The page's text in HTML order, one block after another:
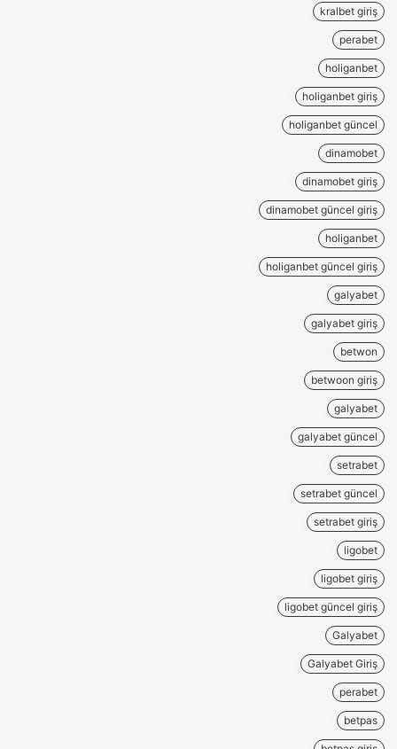
kralbet giriş
perabet
holiganbet
holiganbet giriş
holiganbet güncel
dinamobet
dinamobet giriş
dinamobet güncel giriş
holiganbet
holiganbet güncel giriş
galyabet
galyabet giriş
betwon
betwoon giriş
galyabet
galyabet güncel
setrabet
setrabet güncel
setrabet giriş
ligobet
ligobet giriş
ligobet güncel giriş
Galyabet
Galyabet Giriş
perabet
betpas